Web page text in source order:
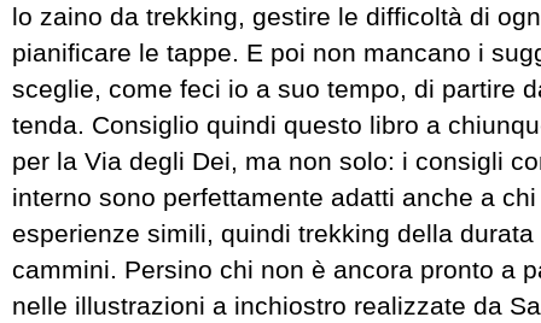
lo zaino da trekking, gestire le difficoltà di
pianificare le tappe. E poi non mancano i
sceglie, come feci io a suo tempo, di partire
tenda. Consiglio quindi questo libro a
per la Via degli Dei, ma non solo: i consigli
interno sono perfettamente adatti anche a
esperienze simili, quindi trekking della
cammini. Persino chi non è ancora pronto a
nelle illustrazioni a inchiostro realizzate da